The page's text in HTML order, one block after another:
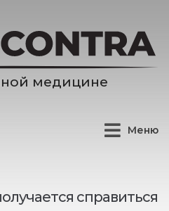
дицине
Меню
справиться